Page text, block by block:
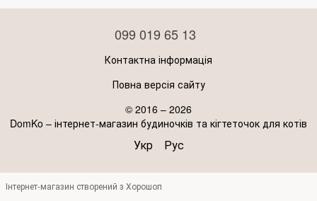
099 019 65 13
Контактна інформація
Повна версія сайту
© 2016 – 2026
DomKo – інтернет-магазин будиночків та кігтеточок для котів
Укр Рус
Інтернет-магазин створений з Хорошоп